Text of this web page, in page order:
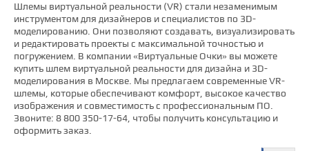
Шлемы виртуальной реальности (VR) стали незаменимым
инструментом для дизайнеров и специалистов по 3D-
моделированию. Они позволяют создавать, визуализировать
и редактировать проекты с максимальной точностью и
погружением. В компании «Виртуальные Очки» вы можете
купить шлем виртуальной реальности для дизайна и 3D-
моделирования в Москве. Мы предлагаем современные VR-
шлемы, которые обеспечивают комфорт, высокое качество
изображения и совместимость с профессиональным ПО.
Звоните: 8 800 350-17-64, чтобы получить консультацию и
оформить заказ.